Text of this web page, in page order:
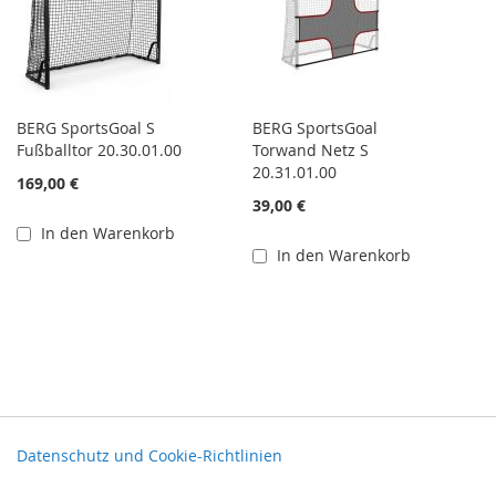
BERG SportsGoal S
Fußballtor 20.30.01.00
169,00 €
In den Warenkorb
BERG SportsGoal
Torwand Netz S
20.31.01.00
39,00 €
In den Warenkorb
Datenschutz und Cookie-Richtlinien